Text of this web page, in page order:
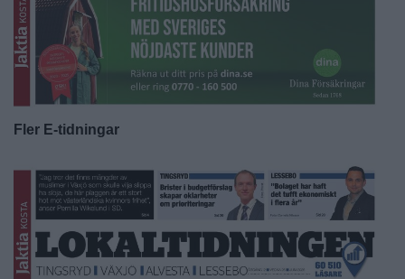
Fler E-tidningar